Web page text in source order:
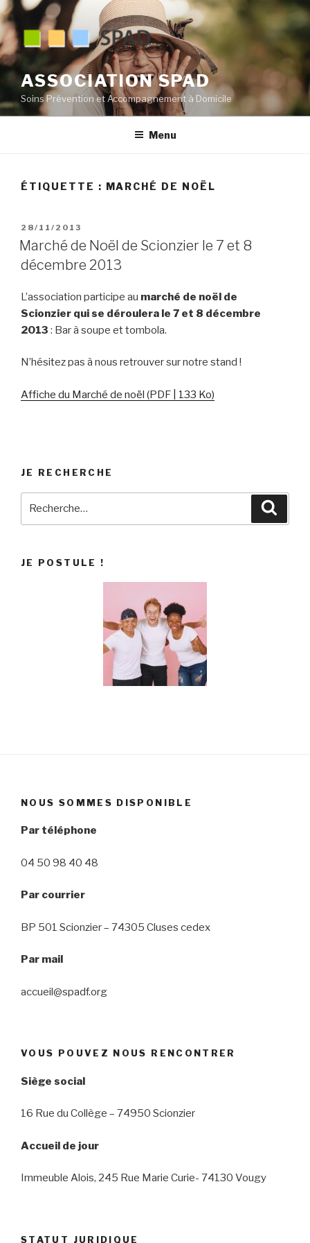
Aller
au
contenu
principal
ASSOCIATION SPAD
Soins Prévention et Accompagnement à Domicile
Menu
ÉTIQUETTE : MARCHÉ DE NOËL
PUBLIÉ
LE
28/11/2013
Marché de Noël de Scionzier le 7 et 8
décembre 2013
L’association participe au marché de noël de
Scionzier qui se déroulera le 7 et 8 décembre
2013 : Bar à soupe et tombola.
N’hésitez pas à nous retrouver sur notre stand !
Affiche du Marché de noël (PDF | 133 Ko)
JE RECHERCHE
JE POSTULE !
NOUS SOMMES DISPONIBLE
Par téléphone
04 50 98 40 48
Par courrier
BP 501 Scionzier – 74305 Cluses cedex
Par mail
accueil@spadf.org
VOUS POUVEZ NOUS RENCONTRER
Siège social
16 Rue du Collège – 74950 Scionzier
Accueil de jour
Immeuble Alois, 245 Rue Marie Curie- 74130 Vougy
STATUT JURIDIQUE